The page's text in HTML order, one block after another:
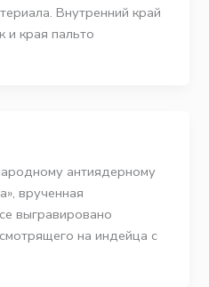
Внутренний край
и края пальто
антиядерному
врученная
выгравировано
на индейца с